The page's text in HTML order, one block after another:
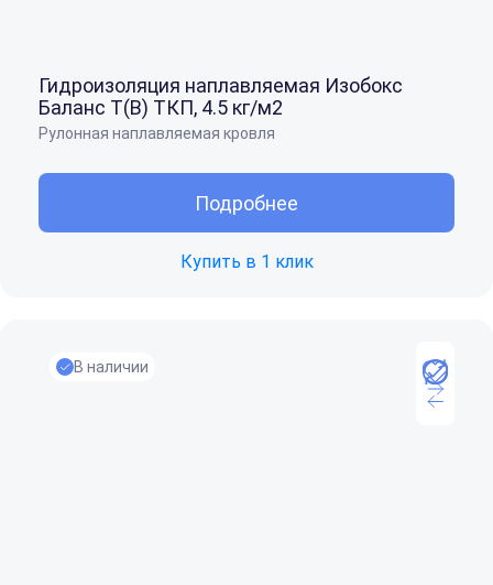
Гидроизоляция наплавляемая Изобокс
Баланс Т(B) ТКП, 4.5 кг/м2
Рулонная наплавляемая кровля
Подробнее
Купить в 1 клик
В наличии